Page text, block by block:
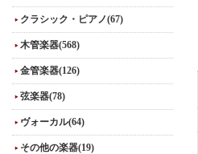
クラシック・ピアノ(67)
木管楽器(568)
金管楽器(126)
弦楽器(78)
ヴォーカル(64)
その他の楽器(19)